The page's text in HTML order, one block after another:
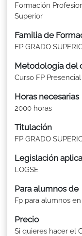
Formación
Superior
Familia de
FP GRADO
Metodología del
Curso FP
Horas necesarias
2000 horas
Titulación
FP GRADO
Legislación
LOGSE
Para alumnos de
Fp para alumnos
Precio
Si quieres hacer el